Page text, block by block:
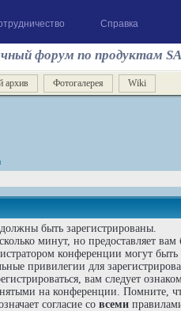
Справка
форум по продуктам
архив Фотогалерея Wiki
быть зарегистрированы.
минут, но предоставляет вам
конференции могут быть
привилегии для
вам следует
на конференции. Помните,
согласие со всеми